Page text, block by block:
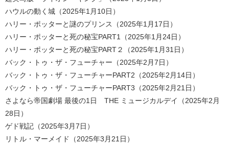
ハウルの動く城（2025年1月10日）
ハリー・ポッターと謎のプリンス（2025年1月17日）
ハリー・ポッターと死の秘宝PART1（2025年1月24日）
ハリー・ポッターと死の秘宝PART２（2025年1月31日）
バック・トゥ・ザ・フューチャー（2025年2月7日）
バック・トゥ・ザ・フューチャーPART2（2025年2月14日）
バック・トゥ・ザ・フューチャーPART3（2025年2月21日）
さよなら帝国劇場 最後の1日 THE ミュージカルデイ（2025年2月
28日）
ゲド戦記（2025年3月7日）
リトル・マーメイド（2025年3月21日）